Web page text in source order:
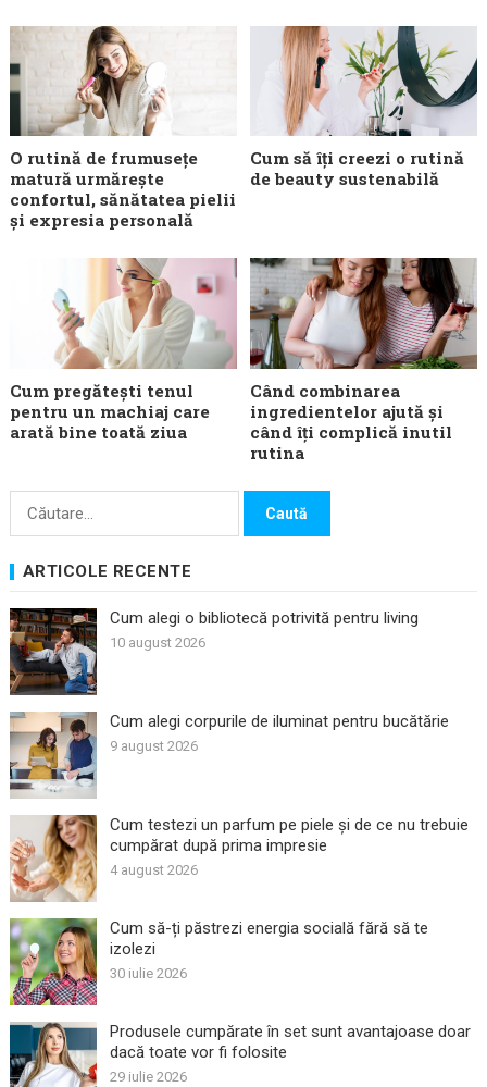
O rutină de frumusețe
matură urmărește
confortul, sănătatea pielii
și expresia personală
Cum să îți creezi o rutină
de beauty sustenabilă
Cum pregătești tenul
pentru un machiaj care
arată bine toată ziua
Când combinarea
ingredientelor ajută și
când îți complică inutil
rutina
Caută
ARTICOLE RECENTE
Cum alegi o bibliotecă potrivită pentru living
10 august 2026
Cum alegi corpurile de iluminat pentru bucătărie
9 august 2026
Cum testezi un parfum pe piele și de ce nu trebuie
cumpărat după prima impresie
4 august 2026
Cum să-ți păstrezi energia socială fără să te
izolezi
30 iulie 2026
Produsele cumpărate în set sunt avantajoase doar
dacă toate vor fi folosite
29 iulie 2026